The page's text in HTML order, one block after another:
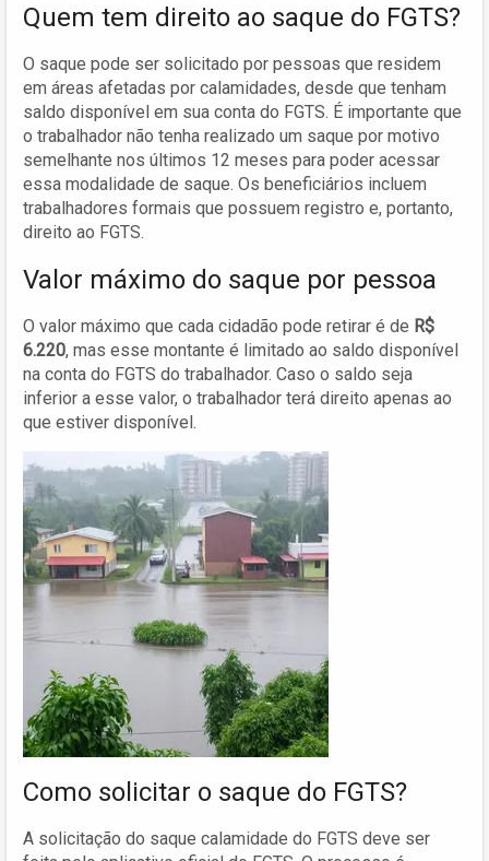
Quem tem direito ao saque do FGTS?
O saque pode ser solicitado por pessoas que residem
em áreas afetadas por calamidades, desde que tenham
saldo disponível em sua conta do FGTS. É importante que
o trabalhador não tenha realizado um saque por motivo
semelhante nos últimos 12 meses para poder acessar
essa modalidade de saque. Os beneficiários incluem
trabalhadores formais que possuem registro e, portanto,
direito ao FGTS.
Valor máximo do saque por pessoa
O valor máximo que cada cidadão pode retirar é de R$
6.220, mas esse montante é limitado ao saldo disponível
na conta do FGTS do trabalhador. Caso o saldo seja
inferior a esse valor, o trabalhador terá direito apenas ao
que estiver disponível.
Como solicitar o saque do FGTS?
A solicitação do saque calamidade do FGTS deve ser